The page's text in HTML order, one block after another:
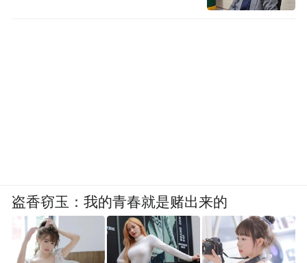
盗香窃玉：我的青春就是赌出来的